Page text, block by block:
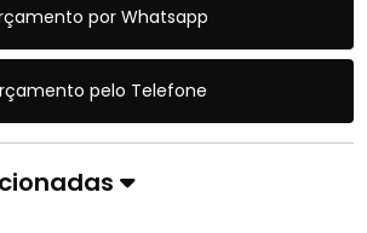
por Whatsapp
pelo Telefone